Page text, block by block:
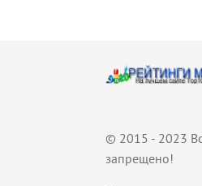
© 2015 - 2023
запрещено!